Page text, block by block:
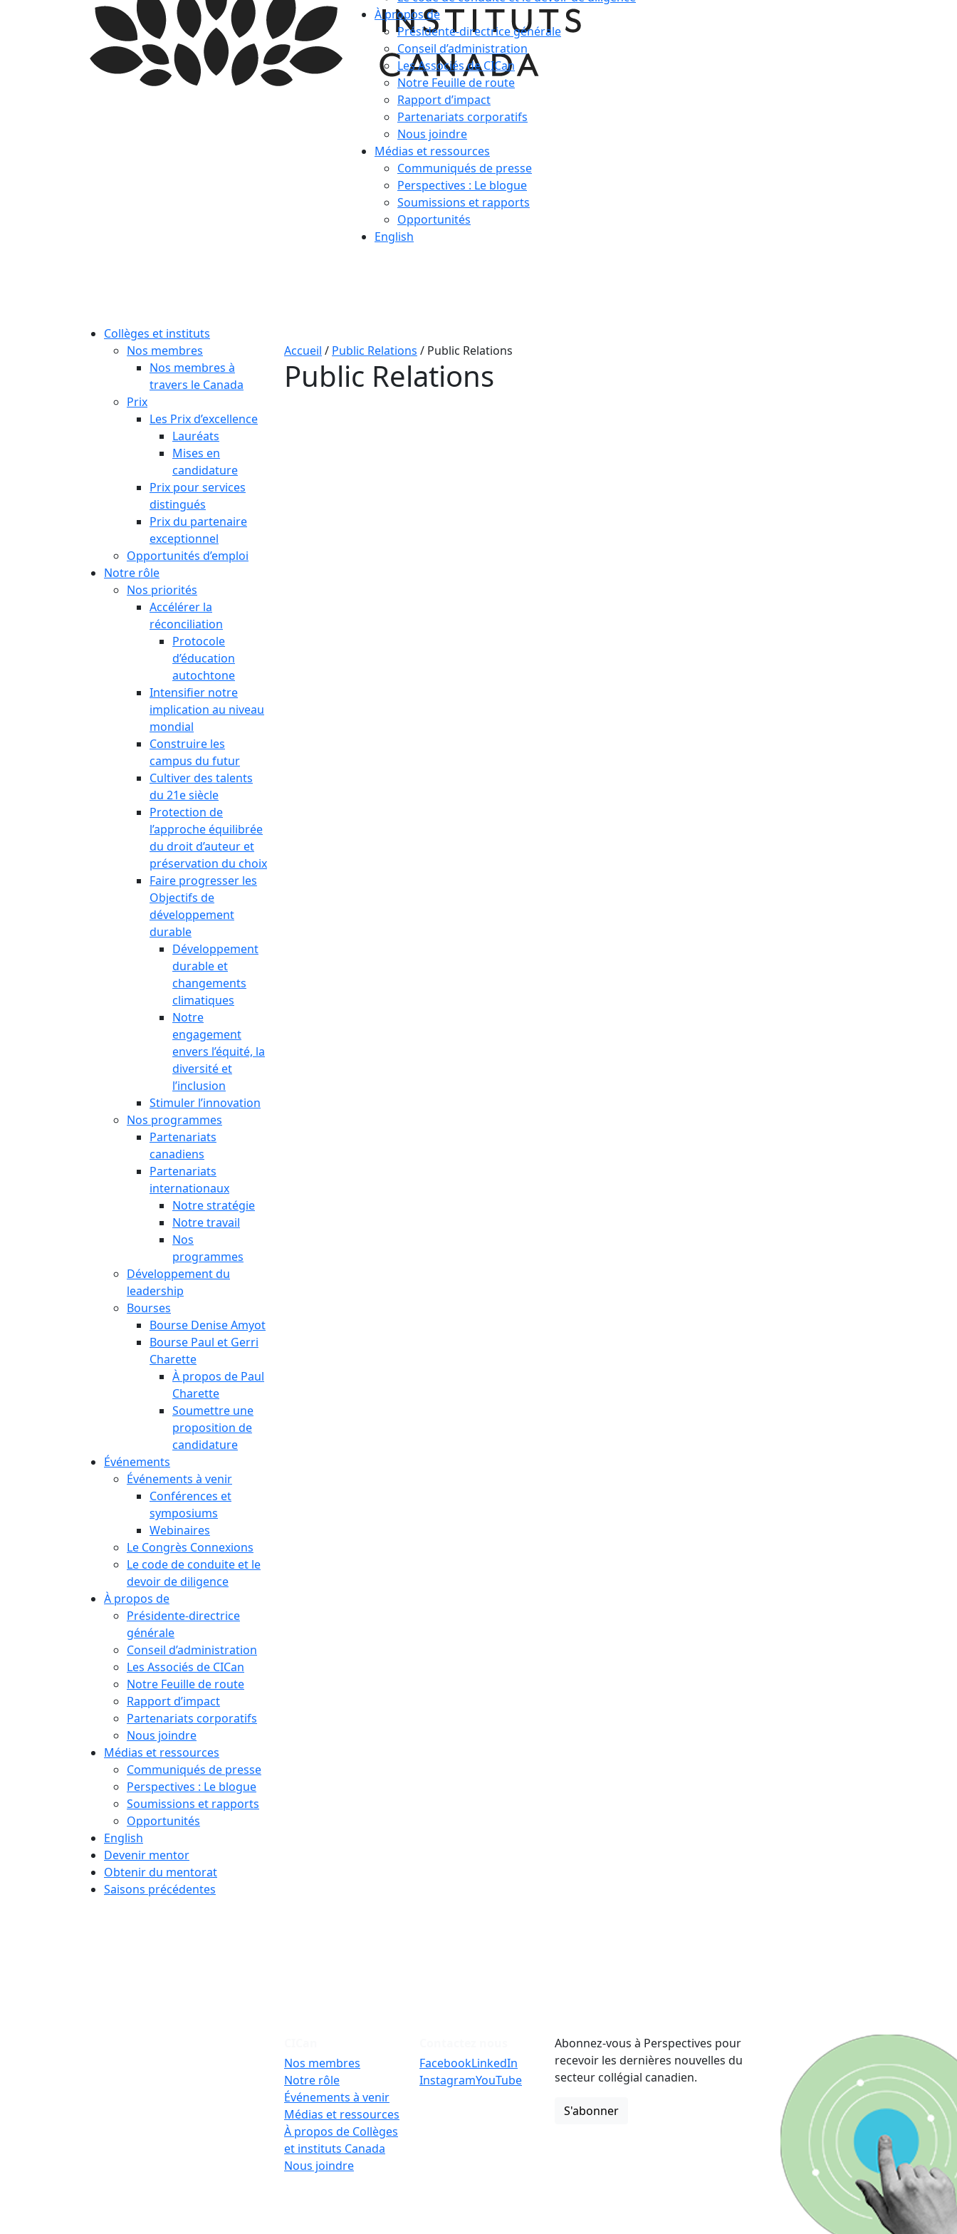
À propos de
Présidente-directrice générale
Conseil d’administration
Les Associés de CICan
Notre Feuille de route
Rapport d’impact
Partenariats corporatifs
Nous joindre
Médias et ressources
Communiqués de presse
Perspectives : Le blogue
Soumissions et rapports
Opportunités
English
Collèges et instituts
Nos membres
Nos membres à
travers le Canada
Prix
Les Prix d’excellence
Lauréats
Mises en
candidature
Prix pour services
distingués
Prix du partenaire
exceptionnel
Opportunités d’emploi
Notre rôle
Nos priorités
Accélérer la
réconciliation
Protocole
d’éducation
autochtone
Intensifier notre
implication au niveau
mondial
Construire les
campus du futur
Cultiver des talents
du 21e siècle
Protection de
l’approche équilibrée
du droit d’auteur et
préservation du choix
Faire progresser les
Objectifs de
développement
durable
Développement
durable et
changements
climatiques
Notre
engagement
envers l’équité, la
diversité et
l’inclusion
Stimuler l’innovation
Nos programmes
Partenariats
canadiens
Partenariats
internationaux
Notre stratégie
Notre travail
Nos
programmes
Développement du
leadership
Bourses
Bourse Denise Amyot
Bourse Paul et Gerri
Charette
À propos de Paul
Charette
Soumettre une
proposition de
candidature
Événements
Événements à venir
Conférences et
symposiums
Webinaires
Le Congrès Connexions
Le code de conduite et le
devoir de diligence
À propos de
Présidente-directrice
générale
Conseil d’administration
Les Associés de CICan
Notre Feuille de route
Rapport d’impact
Partenariats corporatifs
Nous joindre
Médias et ressources
Communiqués de presse
Perspectives : Le blogue
Soumissions et rapports
Opportunités
English
Devenir mentor
Obtenir du mentorat
Saisons précédentes
Accueil / Public Relations / Public Relations
Public Relations
Nos membres
Notre rôle
Événements à venir
Médias et ressources
À propos de Collèges
et instituts Canada
Nous joindre
FacebookLinkedIn
InstagramYouTube
Abonnez-vous à Perspectives pour
recevoir les dernières nouvelles du
secteur collégial canadien.
S'abonner